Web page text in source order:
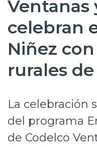
Nosotros
Operaciones
Proyectos
Sustentabilidad
Inversionistas
Prensa
Ventanas
celebran
Niñez
rurales
La celebración
del programa
de Codelco